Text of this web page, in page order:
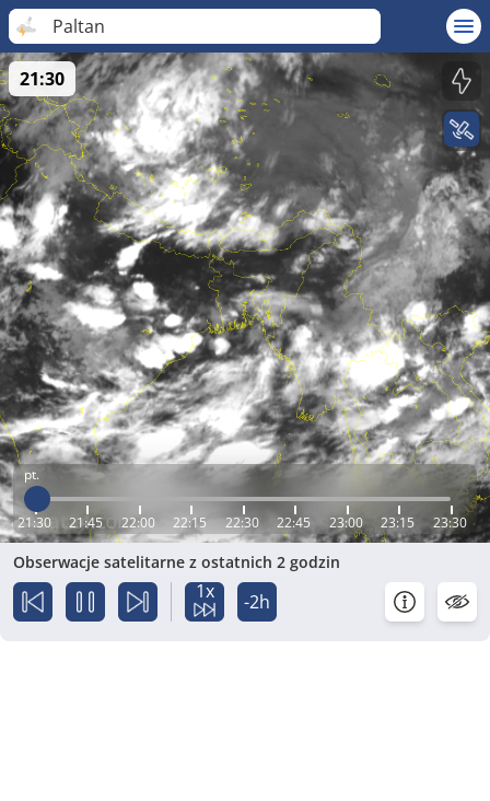
Paltan
pt.
21:30 21:45 22:00 22:15 22:30 22:45 23:00 23:15 23:30
21:30
Obserwacje satelitarne z ostatnich 2 godzin
1x -2h